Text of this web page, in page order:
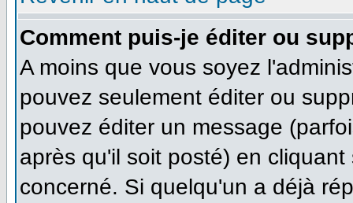
Comment puis-je éditer ou
A moins que vous soyez
pouvez seulement éditer ou
pouvez éditer un message
après qu'il soit posté) en
concerné. Si quelqu'un a déjà